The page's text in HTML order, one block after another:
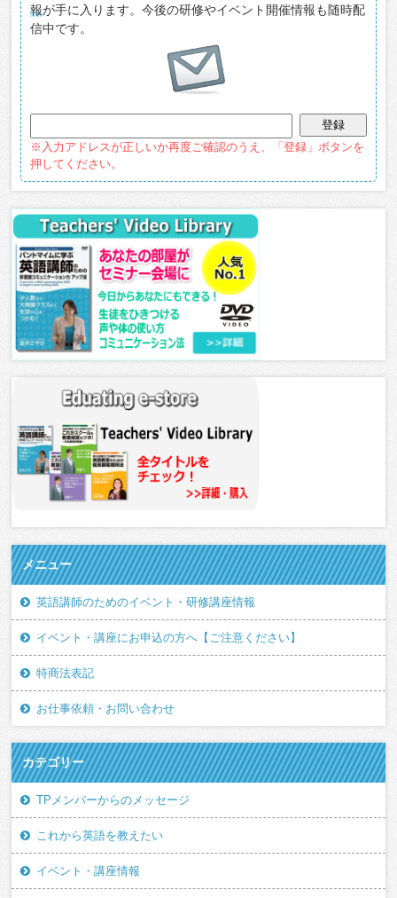
報が手に入ります。今後の研修やイベント開催情報も随時配
信中です。
※入力アドレスが正しいか再度ご確認のうえ、「登録」ボタンを
押してください。
メニュー
英語講師のためのイベント・研修講座情報
イベント・講座にお申込の方へ【ご注意ください】
特商法表記
お仕事依頼・お問い合わせ
カテゴリー
TPメンバーからのメッセージ
これから英語を教えたい
イベント・講座情報